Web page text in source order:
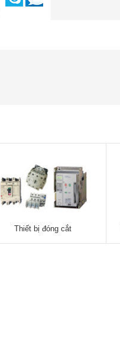
Thiết bị đóng cắt